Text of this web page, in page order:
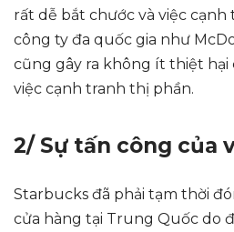
rất dễ bắt chước và việc cạnh
công ty đa quốc gia như
cũng gây ra không ít thiệt
việc cạnh tranh thị phần.
2/ Sự tấn công của
Starbucks đã phải tạm thời
cửa hàng tại Trung Quốc do